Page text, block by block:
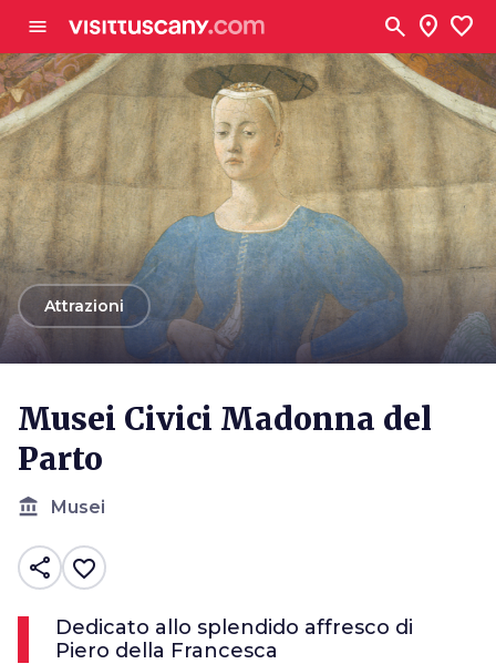
menu search location_on favorite
arrow_back
Attrazioni
Musei Civici Madonna del
Parto
account_balance Musei
share favorite_border
Dedicato allo splendido affresco di
Piero della Francesca